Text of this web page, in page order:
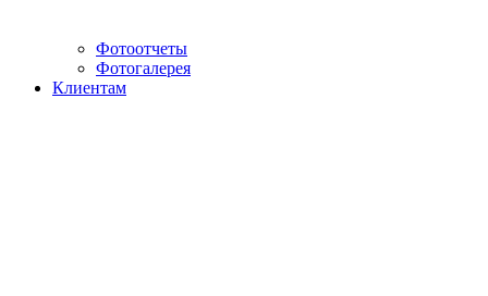
Фотоотчеты
Фотогалерея
Клиентам